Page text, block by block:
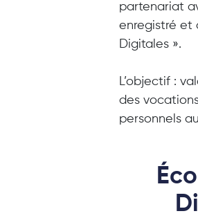
partenariat
enregistré et
Digitales ».
L’objectif :
des
personnels